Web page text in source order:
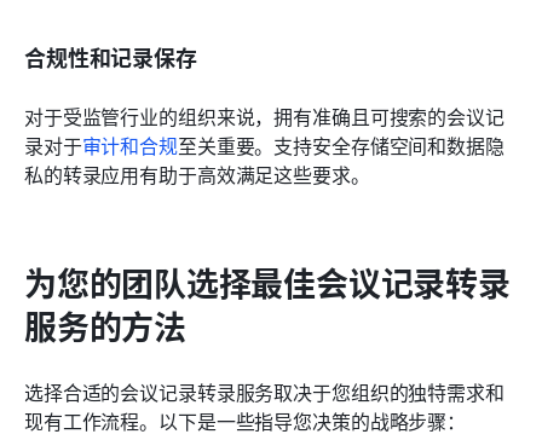
合规性和记录保存
对于受监管行业的组织来说，拥有准确且可搜索的会议记
录对于审计和合规至关重要。支持安全存储空间和数据隐
私的转录应用有助于高效满足这些要求。
为您的团队选择最佳会议记录转录
服务的方法
选择合适的会议记录转录服务取决于您组织的独特需求和
现有工作流程。以下是一些指导您决策的战略步骤：